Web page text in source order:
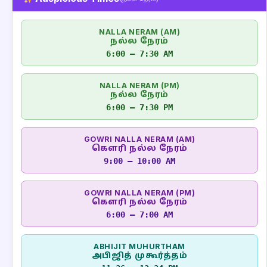
NALLA NERAM (AM)
நல்ல நேரம்
6:00 – 7:30 AM
NALLA NERAM (PM)
நல்ல நேரம்
6:00 – 7:30 PM
GOWRI NALLA NERAM (AM)
கௌரி நல்ல நேரம்
9:00 – 10:00 AM
GOWRI NALLA NERAM (PM)
கௌரி நல்ல நேரம்
6:00 – 7:00 AM
ABHIJIT MUHURTHAM
அபிஜித் முகூர்த்தம்